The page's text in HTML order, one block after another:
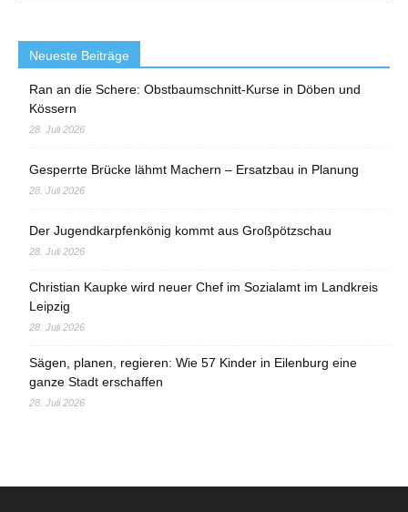
Neueste Beiträge
Ran an die Schere: Obstbaumschnitt-Kurse in Döben und
Kössern
28. Juli 2026
Gesperrte Brücke lähmt Machern – Ersatzbau in Planung
28. Juli 2026
Der Jugendkarpfenkönig kommt aus Großpötzschau
28. Juli 2026
Christian Kaupke wird neuer Chef im Sozialamt im Landkreis
Leipzig
28. Juli 2026
Sägen, planen, regieren: Wie 57 Kinder in Eilenburg eine
ganze Stadt erschaffen
28. Juli 2026